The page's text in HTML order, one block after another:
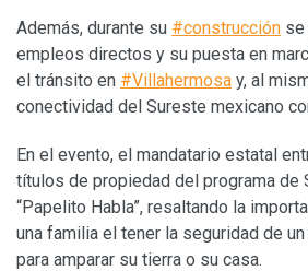
Además, durante su #construcción se
empleos directos y su puesta en
el tránsito en #Villahermosa y, al
conectividad del Sureste mexicano
En el evento, el mandatario estatal
títulos de propiedad del programa de
“Papelito Habla”, resaltando la
una familia el tener la seguridad de
para amparar su tierra o su casa.